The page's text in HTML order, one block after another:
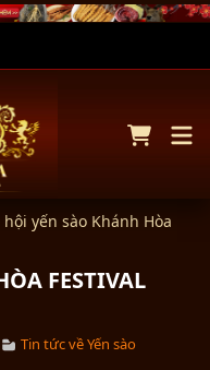
hội yến sào Khánh Hòa
FESTIVAL
Tin tức về Yến sào